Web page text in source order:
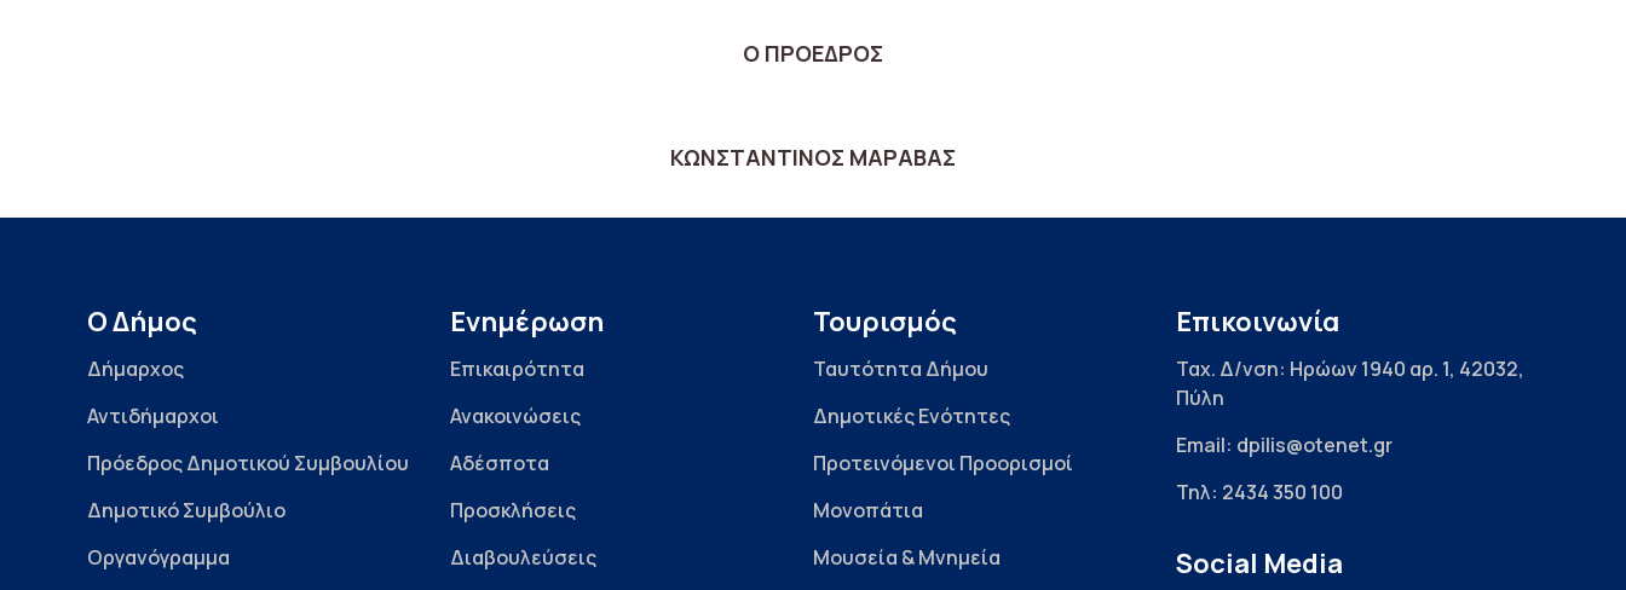
Ο ΠΡΟΕΔΡΟΣ
ΚΩΝΣΤΑΝΤΙΝΟΣ ΜΑΡΑΒΑΣ
Ο Δήμος
Δήμαρχος
Αντιδήμαρχοι
Πρόεδρος Δημοτικού Συμβουλίου
Δημοτικό Συμβούλιο
Οργανόγραμμα
Ενημέρωση
Επικαιρότητα
Ανακοινώσεις
Αδέσποτα
Προσκλήσεις
Διαβουλεύσεις
Τουρισμός
Ταυτότητα Δήμου
Δημοτικές Ενότητες
Προτεινόμενοι Προορισμοί
Μονοπάτια
Μουσεία & Μνημεία
Επικοινωνία
Ταχ. Δ/νση: Ηρώων 1940 αρ. 1, 42032,
Πύλη
Email: dpilis@otenet.gr
Τηλ: 2434 350 100
Social Media